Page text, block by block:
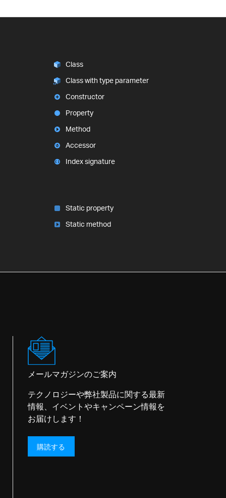
Class
Class with type parameter
Constructor
Property
Method
Accessor
Index signature
Static property
Static method
メールマガジンのご案内
テクノロジーや弊社製品に関する最新
情報、イベントやキャンペーン情報を
お届けします！
購読する